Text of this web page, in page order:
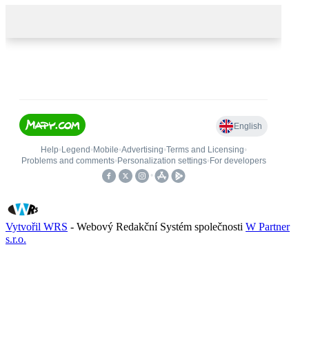
Vytvořil WRS - Webový Redakční Systém společnosti W Partner
s.r.o.